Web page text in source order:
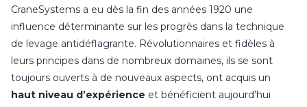
CraneSystems a eu dès la fin des années 1920 une
influence déterminante sur les progrès dans la technique
de levage antidéflagrante. Révolutionnaires et fidèles à
leurs principes dans de nombreux domaines, ils se sont
toujours ouverts à de nouveaux aspects, ont acquis un
haut niveau d’expérience et bénéficient aujourd’hui